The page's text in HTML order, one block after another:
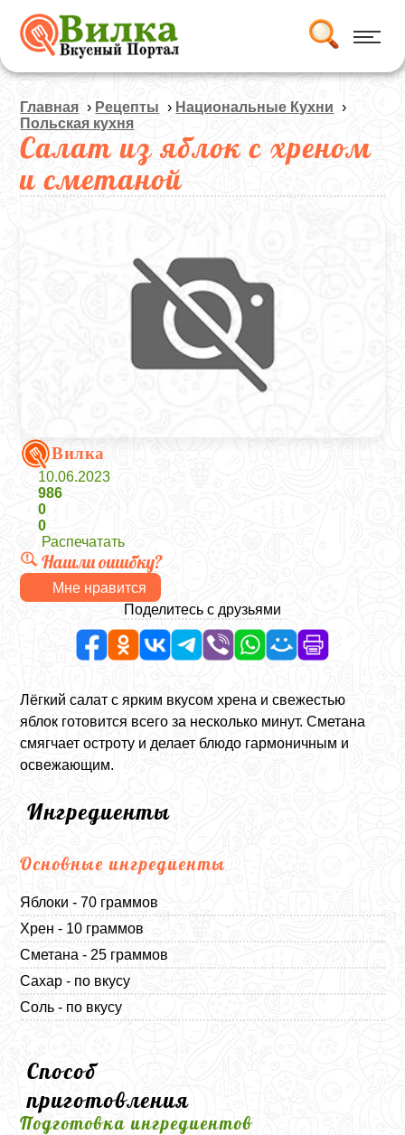
Главная › Рецепты › Национальные Кухни ›
Польская кухня
Салат из яблок с хреном
и сметаной
Вилка
10.06.2023
986
0
0
Распечатать
Нашли ошибку?
Мне нравится
Поделитесь с друзьями
Лёгкий салат с ярким вкусом хрена и свежестью
яблок готовится всего за несколько минут. Сметана
смягчает остроту и делает блюдо гармоничным и
освежающим.
Ингредиенты
Основные ингредиенты
Яблоки - 70 граммов
Хрен - 10 граммов
Сметана - 25 граммов
Сахар - по вкусу
Соль - по вкусу
Способ
приготовления
Подготовка ингредиентов